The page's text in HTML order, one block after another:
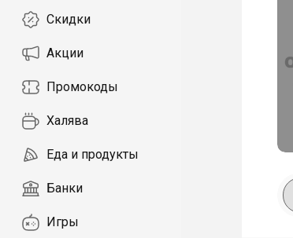
Скидки
Акции
Промокоды
Халява
Еда и продукты
Банки
Игры